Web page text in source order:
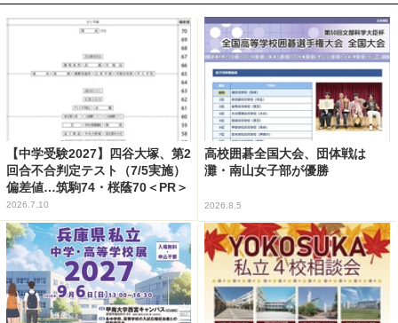
【中学受験2027】四谷大塚、第2
回合不合判定テスト（7/5実施）
偏差値…筑駒74・桜蔭70＜PR＞
2026.7.10
高校囲碁全国大会、団体戦は
灘・南山女子部が優勝
2026.8.5